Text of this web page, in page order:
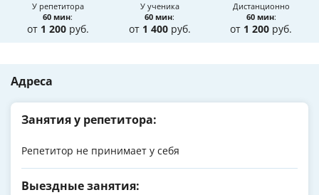
У репетитора
60 мин:
от 1 200руб.
У ученика
60 мин:
от 1 400руб.
Дистанционно
60 мин:
от 1 200 руб.
Адреса
Занятия у репетитора:
Репетитор не принимает у себя
Выездные занятия: